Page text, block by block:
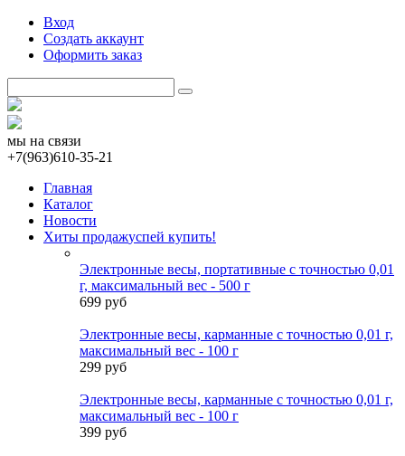
Вход
Создать аккаунт
Оформить заказ
мы на связи
+7(963)610-35-21
Главная
Каталог
Новости
Хиты продажуспей купить!
Электронные весы, портативные с точностью 0,01
г, максимальный вес - 500 г
699 руб
Электронные весы, карманные с точностью 0,01 г,
максимальный вес - 100 г
299 руб
Электронные весы, карманные с точностью 0,01 г,
максимальный вес - 100 г
399 руб